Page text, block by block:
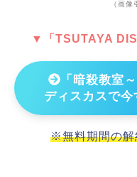
（画像
▼「TSUTAYA
「暗殺教室
ディスカスで今
※無料期間の解